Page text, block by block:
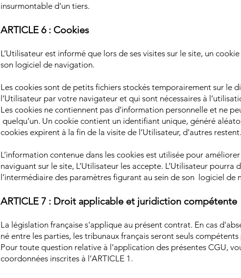
insurmontable d'un tiers.
ARTICLE 6 : Cookies
L’Utilisateur est informé que lors de ses visites sur le site, un
son logiciel de navigation.
Les cookies sont de petits fichiers stockés temporairement sur le
l’Utilisateur par votre navigateur et qui sont nécessaires à
Les cookies ne contiennent pas d’information personnelle et ne
quelqu’un. Un cookie contient un identifiant unique, généré
cookies expirent à la fin de la visite de l’Utilisateur, d’autres restent.
L’information contenue dans les cookies est utilisée pour
naviguant sur le site, L’Utilisateur les accepte. L’Utilisateur pourra
l’intermédiaire des paramètres figurant au sein de son logiciel de
ARTICLE 7 : Droit applicable et juridiction compétente
La législation française s'applique au présent contrat. En cas
né entre les parties, les tribunaux français seront seuls
Pour toute question relative à l’application des présentes CGU,
coordonnées inscrites à l’ARTICLE 1.